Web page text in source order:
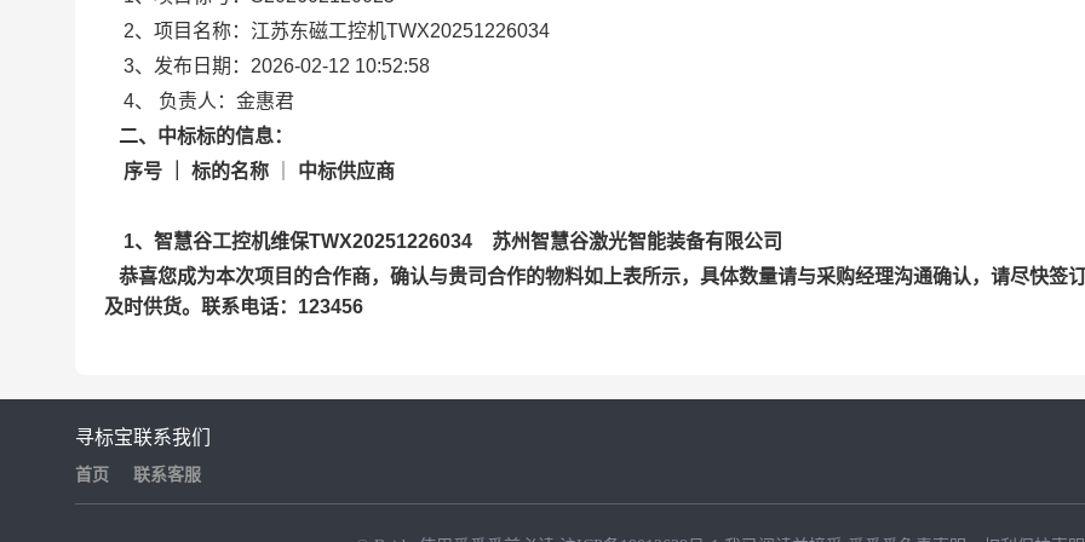
2、 项目名称：江苏东磁工控机TWX20251226034
3、 发布日期：2026-02-12 10:52:58
4、 负责人：金惠君
二、中标标的信息：
序号 ｜ 标的名称
中标供应商
1、智慧谷工控机维保TWX20251226034 苏州智慧谷激光智能装备有限公司
恭喜您成为本次项目的合作商，确认与贵司合作的物料如上表所示，具体数量请与采购经理沟通确认，请尽快签
及时供货。联系电话：123456
寻标宝
首页
联系我们
联系客服